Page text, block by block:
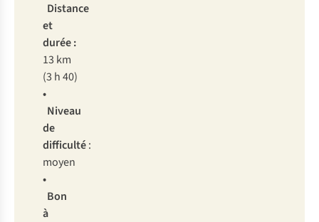
Distance
et
durée :
13 km
(3 h 40)
•
Niveau
de
difficulté:
moyen
•
Bon
à